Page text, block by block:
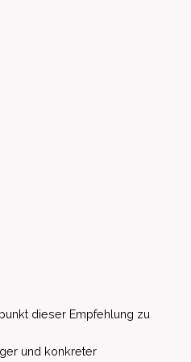
dieser Empfehlung zu
und konkreter